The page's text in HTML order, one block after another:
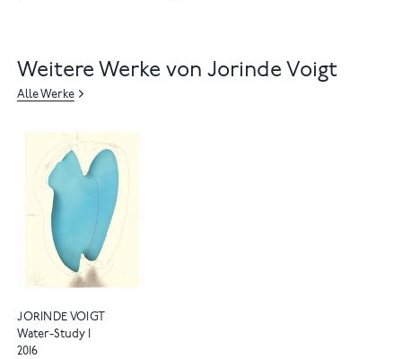
Weitere Werke von Jorinde Voigt
Alle Werke
JORINDE VOIGT
Water-Study I
2016